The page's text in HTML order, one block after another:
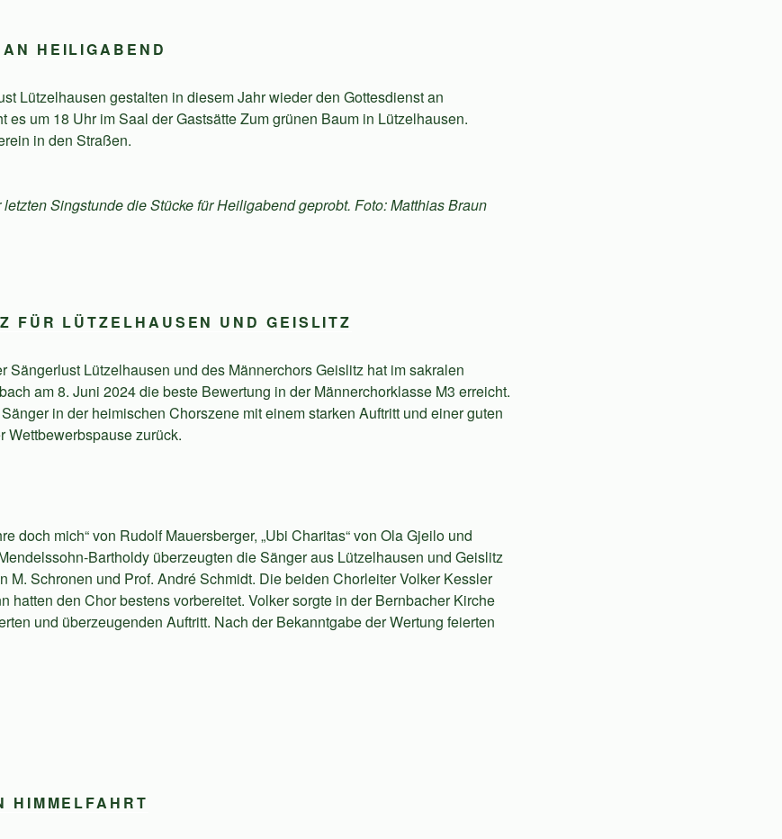
HEILIGABEND
Lützelhausen gestalten in diesem Jahr wieder den Gottesdienst an
es um 18 Uhr im Saal der Gastsätte Zum grünen Baum in Lützelhausen.
in den Straßen.
Singstunde die Stücke für Heiligabend geprobt. Foto: Matthias Braun
FÜR LÜTZELHAUSEN UND GEISLITZ
Sängerlust Lützelhausen und des Männerchors Geislitz hat im sakralen
am 8. Juni 2024 die beste Bewertung in der Männerchorklasse M3 erreicht.
in der heimischen Chorszene mit einem starken Auftritt und einer guten
Wettbewerbspause zurück.
doch mich“ von Rudolf Mauersberger, „Ubi Charitas“ von Ola Gjeilo und
Bartholdy überzeugten die Sänger aus Lützelhausen und Geislitz
M. Schronen und Prof. André Schmidt. Die beiden Chorleiter Volker Kessler
hatten den Chor bestens vorbereitet. Volker sorgte in der Bernbacher Kirche
und überzeugenden Auftritt. Nach der Bekanntgabe der Wertung feierten
HIMMELFAHRT